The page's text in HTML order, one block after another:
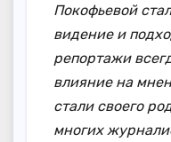
Покофьевой
видение и
репортажи
влияние на
стали своего
многих